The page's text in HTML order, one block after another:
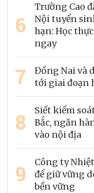
6
Trường Cao
Nội tuyển
hạn: Học
ngay
7
Đồng Nai và
tới giai đoạn
8
Siết kiểm
Bắc, ngăn
vào nội địa
9
Công ty
để giữ vững
bền vững